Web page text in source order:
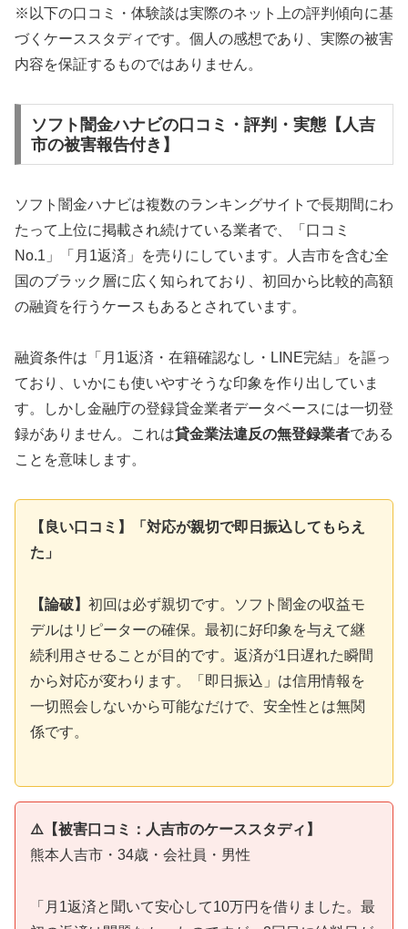
※以下の口コミ・体験談は実際のネット上の評判傾向に基
づくケーススタディです。個人の感想であり、実際の被害
内容を保証するものではありません。
ソフト闇金ハナビの口コミ・評判・実態【人吉
市の被害報告付き】
ソフト闇金ハナビは複数のランキングサイトで長期間にわ
たって上位に掲載され続けている業者で、「口コミ
No.1」「月1返済」を売りにしています。人吉市を含む全
国のブラック層に広く知られており、初回から比較的高額
の融資を行うケースもあるとされています。
融資条件は「月1返済・在籍確認なし・LINE完結」を謳っ
ており、いかにも使いやすそうな印象を作り出していま
す。しかし金融庁の登録貸金業者データベースには一切登
録がありません。これは貸金業法違反の無登録業者である
ことを意味します。
【良い口コミ】「対応が親切で即日振込してもらえ
た」
【論破】 初回は必ず親切です。ソフト闇金の収益モ
デルはリピーターの確保。最初に好印象を与えて継
続利用させることが目的です。返済が1日遅れた瞬間
から対応が変わります。「即日振込」は信用情報を
一切照会しないから可能なだけで、安全性とは無関
係です。
⚠️【被害口コミ：人吉市のケーススタディ】
熊本人吉市・34歳・会社員・男性
「月1返済と聞いて安心して10万円を借りました。最